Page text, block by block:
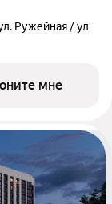
Ружейная / ул
мне